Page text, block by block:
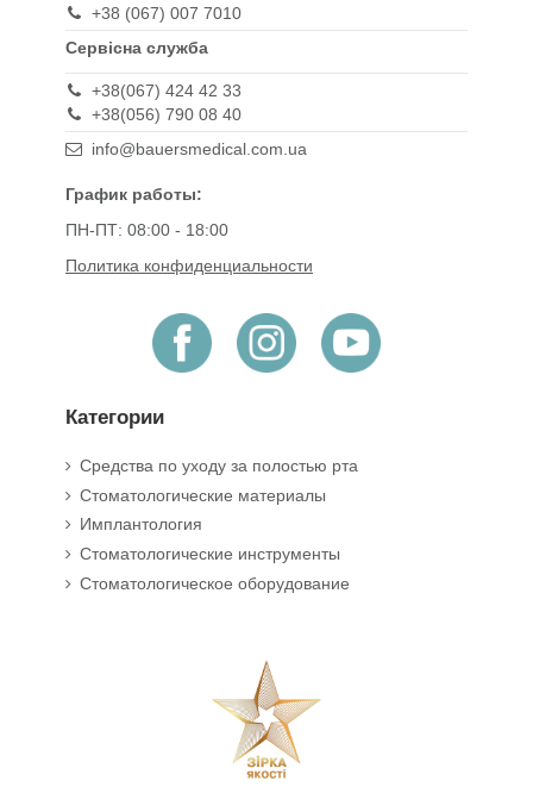
+38 (067) 007 7010
Сервісна служба
+38(067) 424 42 33
+38(056) 790 08 40
info@bauersmedical.com.ua
График работы:
ПН-ПТ: 08:00 - 18:00
Политика конфиденциальности
Категории
Средства по уходу за полостью рта
Стоматологические материалы
Имплантология
Стоматологические инструменты
Стоматологическое оборудование